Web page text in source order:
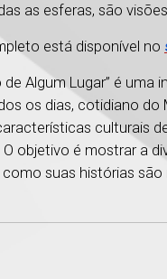
as esferas, são
está disponível no
de Algum Lugar” é
os dias, cotidiano do
culturais
objetivo é mostrar a
suas histórias